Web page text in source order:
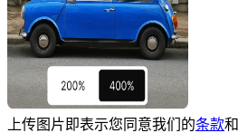
上传图片即表示您同意我们的条款和